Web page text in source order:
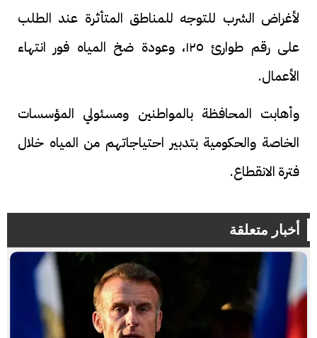
لأغراض الشرب للتوجه للمناطق المتأثرة عند الطلب
على رقم طوارئ ١٢٥، وعودة ضخ المياه فور انتهاء
الأعمال.
وأهابت المحافظة بالمواطنين ومسئولي المؤسسات
الخاصة والحكومية بتدبير احتياجاتهم من المياه خلال
فترة الانقطاع.
أخبار متعلقة